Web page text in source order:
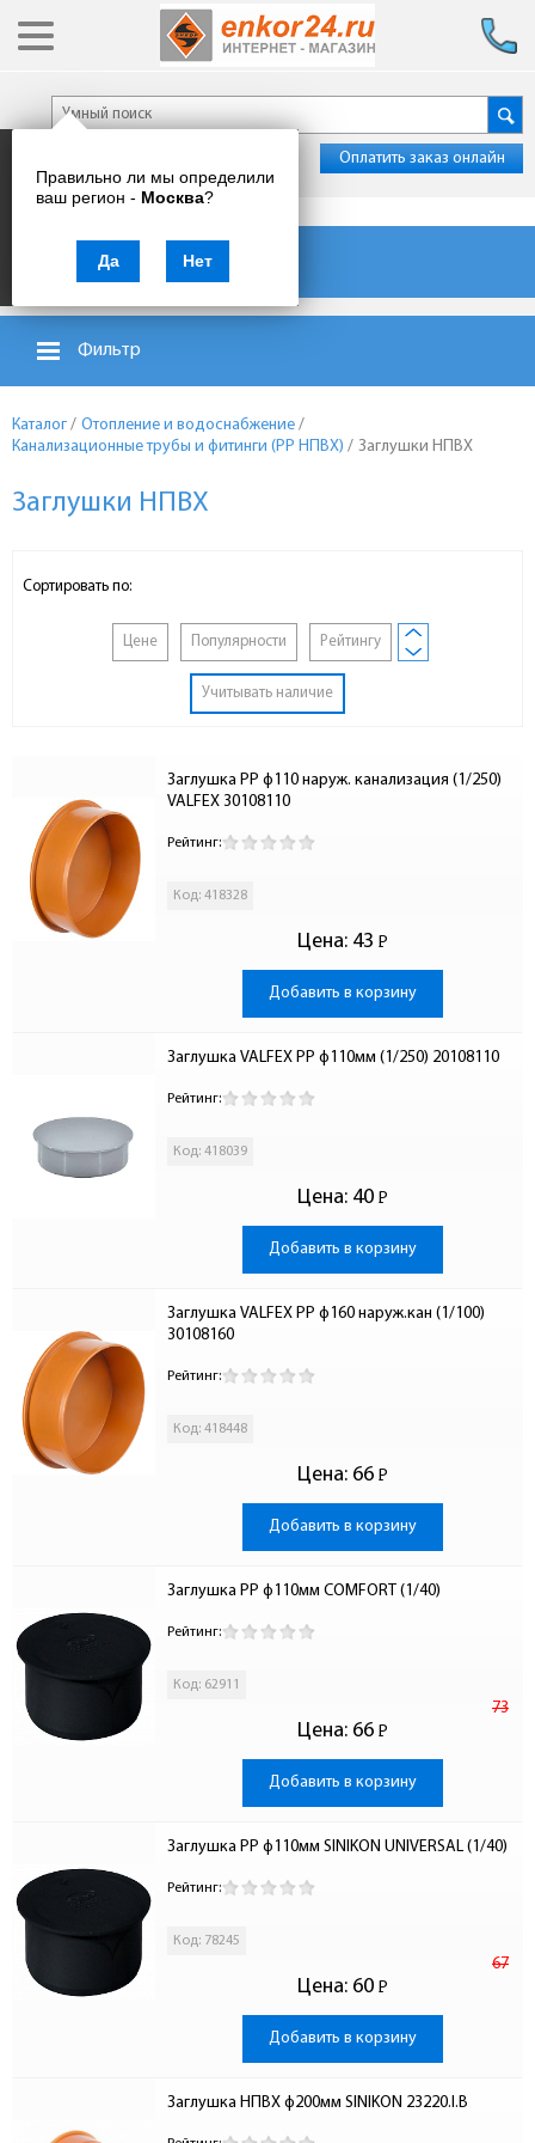
Правильно ли мы определили
ваш регион - Москва?
Да Нет
Оплатить заказ онлайн
Каталог товаров
Фильтр
Каталог / Отопление и водоснабжение /
Канализационные трубы и фитинги (PP НПВХ) / Заглушки НПВХ
Заглушки НПВХ
Сортировать по:
Цене Популярности Рейтингу
Учитывать наличие
Заглушка PP ф110 наруж. канализация (1/250)
VALFEX 30108110
Рейтинг:
Код: 418328
Цена: 43 Р
-
Добавить в корзину
Заглушка VALFEX PP ф110мм (1/250) 20108110
Рейтинг:
Код: 418039
Цена: 40 Р
-
Добавить в корзину
Заглушка VALFEX PP ф160 наруж.кан (1/100)
30108160
Рейтинг:
Код: 418448
Цена: 66 Р
-
Добавить в корзину
Заглушка PP ф110мм COMFORT (1/40)
Рейтинг:
Код: 62911
Цена:
73
66 Р
-
Добавить в корзину
Заглушка PP ф110мм SINIKON UNIVERSAL (1/40)
Рейтинг:
Код: 78245
Цена:
67
60 Р
-
Добавить в корзину
Заглушка НПВХ ф200мм SINIKON 23220.I.B